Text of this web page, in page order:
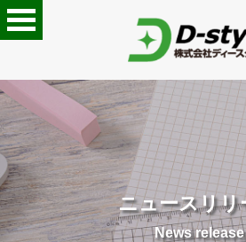
ニュースリリ
News release